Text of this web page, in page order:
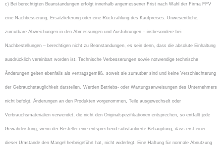
c) Bei berechtigten Beanstandungen erfolgt innerhalb angemessener Frist nach Wahl der Firma FFV
eine Nachbesserung, Ersatzlieferung oder eine Rückzahlung des Kaufpreises. Unwesentliche,
zumutbare Abweichungen in den Abmessungen und Ausführungen – insbesondere bei
Nachbestellungen – berechtigen nicht zu Beanstandungen, es sein denn, dass die absolute Einhaltung
ausdrücklich vereinbart worden ist. Technische Verbesserungen sowie notwendige technische
Änderungen gelten ebenfalls als vertragsgemäß, soweit sie zumutbar sind und keine Verschlechterung
der Gebrauchstauglichkeit darstellen. Werden Betriebs- oder Wartungsanweisungen des Unternehmers
nicht befolgt, Änderungen an den Produkten vorgenommen, Teile ausgewechselt oder
Verbrauchsmaterialien verwendet, die nicht den Originalspezifikationen entsprechen, so entfällt jede
Gewährleistung, wenn der Besteller eine entsprechend substantiierte Behauptung, dass erst einer
dieser Umstände den Mangel herbeigeführt hat, nicht widerlegt. Eine Haftung für normale Abnutzung